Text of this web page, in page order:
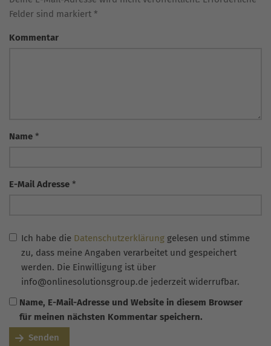
Felder sind markiert *
Kommentar
Name *
E-Mail Adresse *
Ich habe die Datenschutzerklärung gelesen und stimme
zu, dass meine Angaben verarbeitet und gespeichert
werden. Die Einwilligung ist über
info@onlinesolutionsgroup.de jederzeit widerrufbar.
Name, E-Mail-Adresse und Website in diesem Browser
für meinen nächsten Kommentar speichern.
Senden